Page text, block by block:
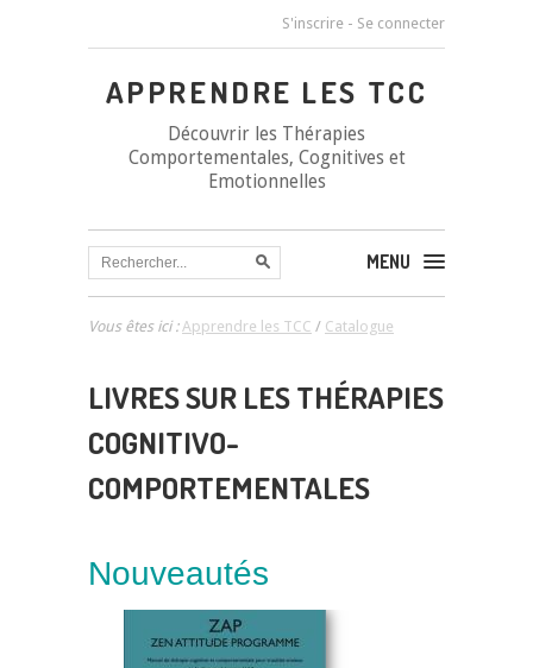
S'inscrire - Se connecter
APPRENDRE LES TCC
Découvrir les Thérapies
Comportementales, Cognitives et
Emotionnelles
MENU
Vous êtes ici :Apprendre les TCC / Catalogue
LIVRES SUR LES THÉRAPIES
COGNITIVO-
COMPORTEMENTALES
Nouveautés